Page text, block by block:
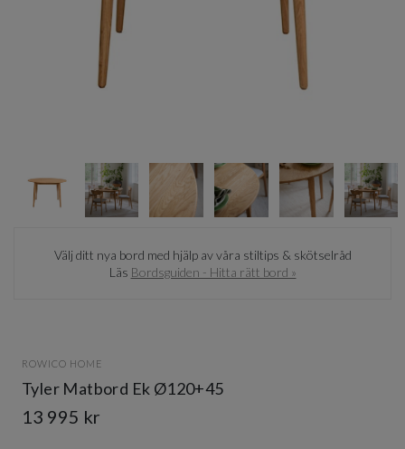
Välj ditt nya bord med hjälp av våra stiltips & skötselråd
Läs Bordsguiden - Hitta rätt bord »
ROWICO HOME
Tyler Matbord Ek Ø120+45
13 995 kr